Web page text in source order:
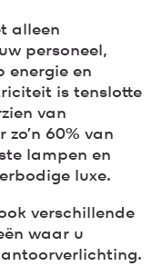
alleen
personeel,
energie en
is tenslotte
van
60% van
lampen en
luxe.
verschillende
waar u